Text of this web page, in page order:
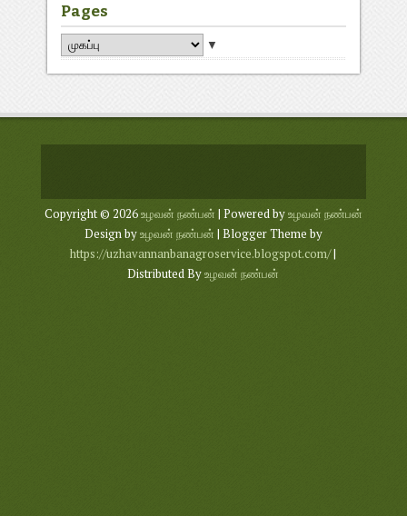
Pages
▼
Copyright © 2026உழவன் நண்பன் | Powered byஉழவன் நண்பன்
Design byஉழவன் நண்பன் | Blogger Theme by
https://uzhavannanbanagroservice.blogspot.com/|
Distributed Byஉழவன் நண்பன்